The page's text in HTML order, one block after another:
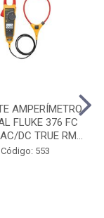
AMPERÍMETRO
FLUKE 376 FC
DC TRUE RM...
Código: 553